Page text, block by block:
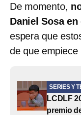
De momento,
Daniel Sosa
espera que
de que empiece
SERIES Y
LCDLF
premio